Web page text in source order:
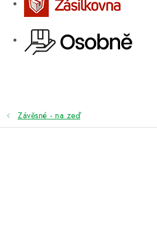
Závěsné - na zeď